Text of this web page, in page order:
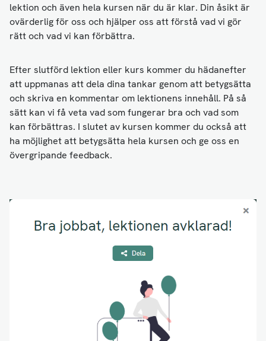
lektion och även hela kursen när du är klar. Din åsikt är
ovärderlig för oss och hjälper oss att förstå vad vi gör
rätt och vad vi kan förbättra.
Efter slutförd lektion eller kurs kommer du hädanefter
att uppmanas att dela dina tankar genom att betygsätta
och skriva en kommentar om lektionens innehåll. På så
sätt kan vi få veta vad som fungerar bra och vad som
kan förbättras. I slutet av kursen kommer du också att
ha möjlighet att betygsätta hela kursen och ge oss en
övergripande feedback.